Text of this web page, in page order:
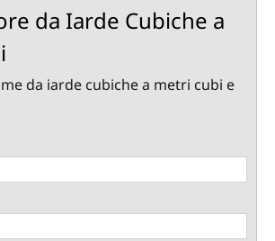
da Iarde Cubiche a
da iarde cubiche a metri cubi e